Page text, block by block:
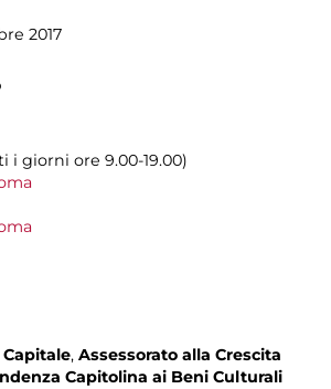
2017
i giorni ore 9.00-19.00)
Capitale, Assessorato alla Crescita
Capitolina ai Beni Culturali